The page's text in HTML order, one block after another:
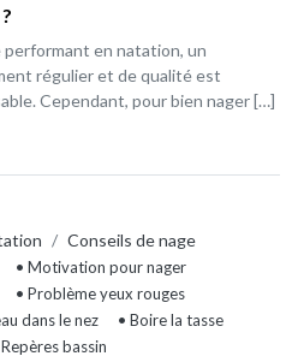
performant en natation, un
régulier et de qualité est
Cependant, pour bien nager […]
/ Conseils de nage
• Motivation pour nager
• Problème yeux rouges
dans le nez
• Boire la tasse
bassin